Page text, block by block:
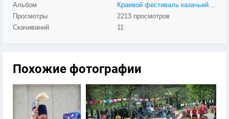
Альбом
Просмотры
2213 просмотров
Скачиваний
11
Похожие фотографии